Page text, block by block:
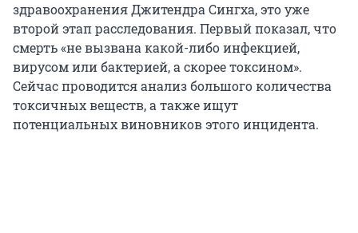
здравоохранения Джитендра Сингха, это уже
второй этап расследования. Первый показал, что
смерть «не вызвана какой-либо инфекцией,
вирусом или бактерией, а скорее токсином».
Сейчас проводится анализ большого количества
токсичных веществ, а также ищут
потенциальных виновников этого инцидента.